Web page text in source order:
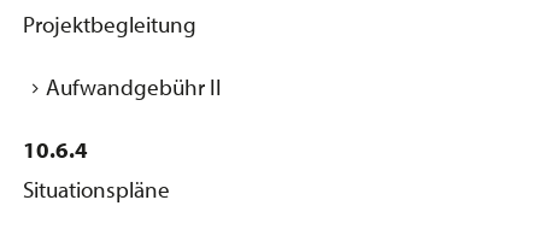
Projektbegleitung
Aufwandgebühr II
10.6.4
Situationspläne